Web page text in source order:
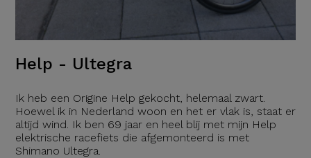
Help - Ultegra
Ik heb een Origine Help gekocht, helemaal zwart.
Hoewel ik in Nederland woon en het er vlak is, staat er
altijd wind. Ik ben 69 jaar en heel blij met mijn Help
elektrische racefiets die afgemonteerd is met
Shimano Ultegra.